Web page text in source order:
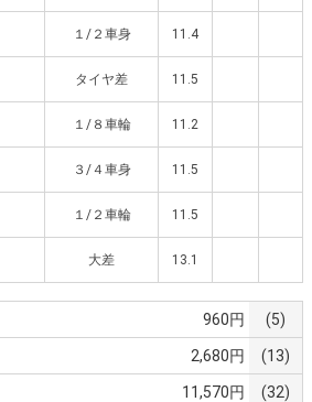
１/２車身 11.4
タイヤ差 11.5
１/８車輪 11.2
３/４車身 11.5
１/２車輪 11.5
大差 13.1
960円 (5)
2,680円 (13)
11,570円 (32)